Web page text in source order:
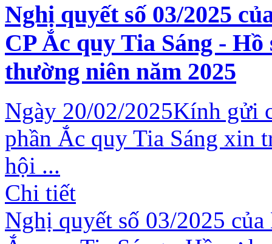
Nghị quyết số 03/2025
CP Ắc quy Tia Sáng -
thường niên năm 2025
Ngày 20/02/2025Kính gửi
phần Ắc quy Tia Sáng xin
hội ...
Chi tiết
Nghị quyết số 03/2025